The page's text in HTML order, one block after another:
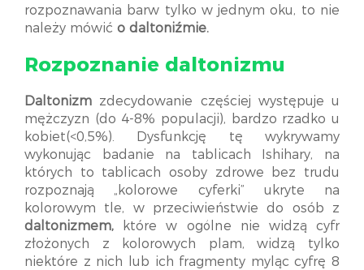
rozpoznawania barw tylko w jednym oku, to nie
należy mówić o daltoniźmie.
Rozpoznanie daltonizmu
Daltonizm zdecydowanie częściej występuje u
mężczyzn (do 4-8% populacji), bardzo rzadko u
kobiet(<0,5%). Dysfunkcję tę wykrywamy
wykonując badanie na tablicach Ishihary, na
których to tablicach osoby zdrowe bez trudu
rozpoznają „kolorowe cyferki” ukryte na
kolorowym tle, w przeciwieństwie do osób z
daltonizmem, które w ogólne nie widzą cyfr
złożonych z kolorowych plam, widzą tylko
niektóre z nich lub ich fragmenty myląc cyfrę 8